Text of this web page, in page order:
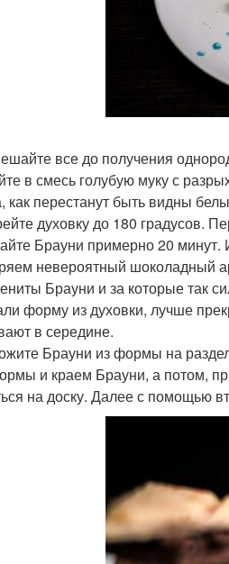
все до получения
в смесь голубую муку с
как перестанут быть видны
духовку до 180 градусов.
Брауни примерно 20 минут.
невероятный шоколадный
Брауни и за которые так
форму из духовки, лучше
в середине.
Брауни из формы на
и краем Брауни, а потом,
на доску. Далее с помощью